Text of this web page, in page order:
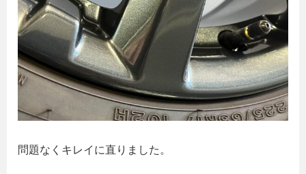
問題なくキレイに直りました。